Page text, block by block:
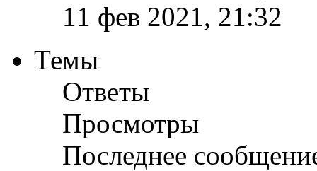
11 фев 2021, 21:32
Темы
Ответы
Просмотры
Последнее